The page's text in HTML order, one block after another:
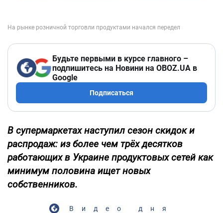
Будьте первыми в курсе главного –
подпишитесь на Новини на OBOZ.UA в
Google
Подписаться
В супермаркетах наступил сезон скидок и
распродаж: из более чем трёх десятков
работающих в Украине продуктовых сетей как
минимум половина ищет новых
собственников.
Видео дня